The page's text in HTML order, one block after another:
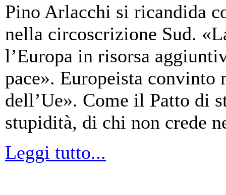
Pino Arlacchi si ricandida
nella circoscrizione Sud.
l’Europa in risorsa
pace». Europeista
dell’Ue». Come il Patto di
stupidità, di chi non crede
Leggi tutto...